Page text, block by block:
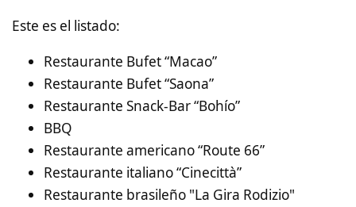
Este es el listado:
Restaurante Bufet “Macao”
Restaurante Bufet “Saona”
Restaurante Snack-Bar “Bohío”
BBQ
Restaurante americano “Route 66”
Restaurante italiano “Cinecittà”
Restaurante brasileño "La Gira Rodizio"